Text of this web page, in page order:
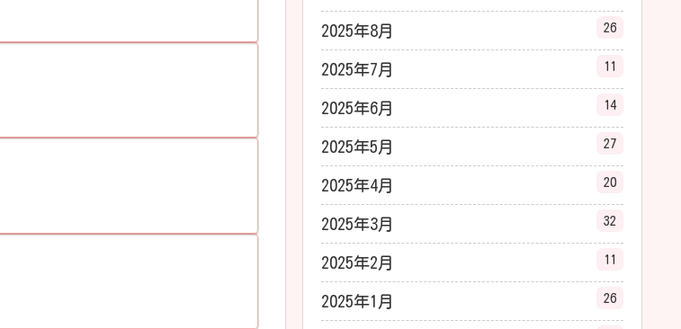
2025年8月 26
2025年7月 11
2025年6月 14
2025年5月 27
2025年4月 20
2025年3月 32
2025年2月 11
2025年1月 26